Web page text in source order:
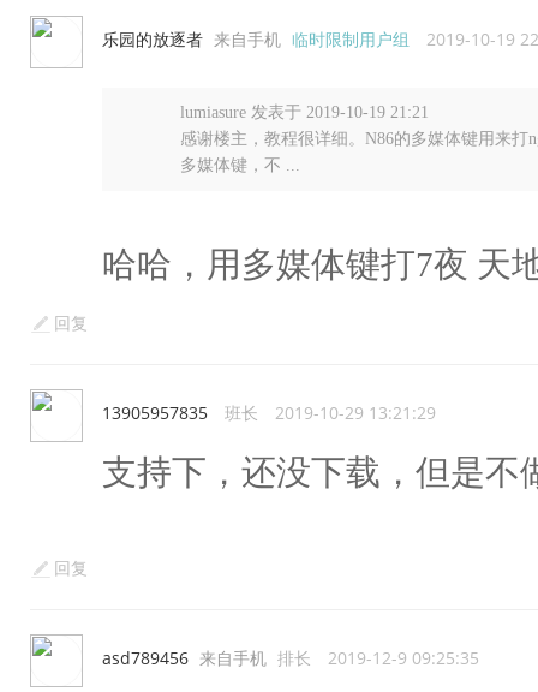
乐园的放逐者 来自手机 临时限制用户组 2019-10-19
lumiasure 发表于 2019-10-19 21:21
感谢楼主，教程很详细。N86的多媒体键用来打
多媒体键，不 ...
哈哈，用多媒体键打7夜 天
回复
13905957835 班长 2019-10-29 13:21:29
支持下，还没下载，但是不
回复
asd789456 来自手机 排长 2019-12-9 09:25:35